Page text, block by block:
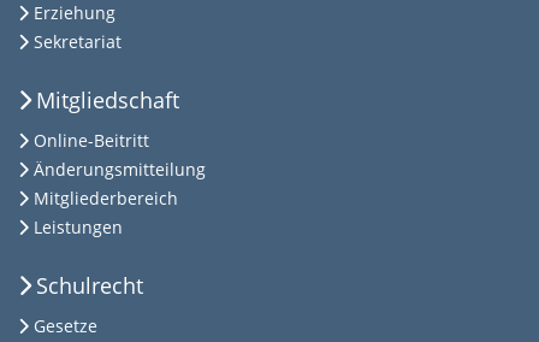
Erziehung
Sekretariat
Mitgliedschaft
Online-Beitritt
Änderungsmitteilung
Mitgliederbereich
Leistungen
Schulrecht
Gesetze